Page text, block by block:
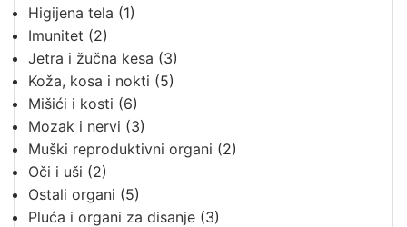
Higijena tela (1)
Imunitet (2)
Jetra i žučna kesa (3)
Koža, kosa i nokti (5)
Mišići i kosti (6)
Mozak i nervi (3)
Muški reproduktivni organi (2)
Oči i uši (2)
Ostali organi (5)
Pluća i organi za disanje (3)